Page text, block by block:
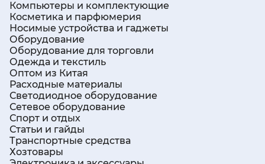
Компьютеры и комплектующие
Косметика и парфюмерия
Носимые устройства и гаджеты
Оборудование
Оборудование для торговли
Одежда и текстиль
Оптом из Китая
Расходные материалы
Светодиодное оборудование
Сетевое оборудование
Спорт и отдых
Статьи и гайды
Транспортные средства
Хозтовары